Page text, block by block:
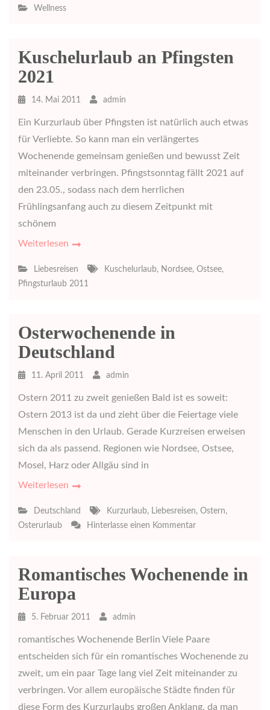
Wellness
Kuschelurlaub an Pfingsten
2021
14. Mai 2011 admin
Ein Kurzurlaub über Pfingsten ist natürlich auch etwas
für Verliebte. So kann man ein verlängertes
Wochenende gemeinsam genießen und bewusst Zeit
miteinander verbringen. Pfingstsonntag fällt 2021 auf
den 23.05., sodass nach dem herrlichen
Frühlingsanfang auch zu diesem Zeitpunkt mit
schönem
Weiterlesen
Liebesreisen Kuschelurlaub, Nordsee, Ostsee,
Pfingsturlaub 2011
Osterwochenende in
Deutschland
11. April 2011 admin
Ostern 2011 zu zweit genießen Bald ist es soweit:
Ostern 2013 ist da und zieht über die Feiertage viele
Menschen in den Urlaub. Gerade Kurzreisen erweisen
sich da als passend. Regionen wie Nordsee, Ostsee,
Mosel, Harz oder Allgäu sind in
Weiterlesen
Deutschland Kurzurlaub, Liebesreisen, Ostern,
Osterurlaub
Hinterlasse einen Kommentarzu
Romantisches Wochenende in
Europa
5. Februar 2011 admin
romantisches Wochenende Berlin Viele Paare
entscheiden sich für ein romantisches Wochenende zu
zweit, um ein paar Tage lang viel Zeit miteinander zu
verbringen. Vor allem europäische Städte finden für
diese Form des Kurzurlaubs großen Anklang, da man